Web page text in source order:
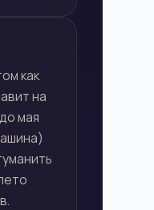
как
на
мая